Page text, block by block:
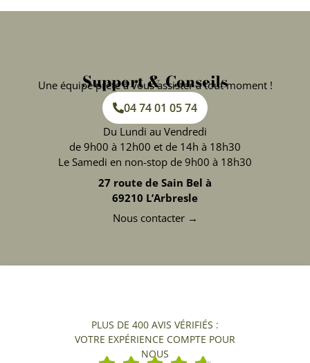
Support & Conseils
Une équipe prête à vous assister à tout moment !
04 74 01 05 74
Du Lundi au Vendredi
de 9h00 à 12h00 et de 14h à 18h30
Le Samedi en non-stop de 9h00 à 18h30
27 route de Sain Bel à
69210 L’Arbresle
Nous contacter →
PLUS DE 400 AVIS VÉRIFIÉS :
VOTRE EXPÉRIENCE COMPTE POUR
NOUS